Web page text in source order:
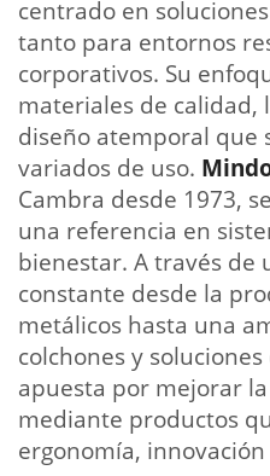
centrado en
tanto para entornos
corporativos. Su
materiales de calidad,
diseño atemporal que
variados de uso.
Cambra desde 1973,
una referencia en
bienestar. A través de
constante desde la
metálicos hasta una
colchones y
apuesta por mejorar
mediante productos
ergonomía,